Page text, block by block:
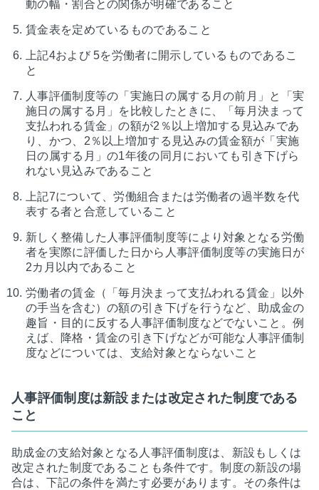
動の幅・割合との関係が明確であること
賃金表を定めているものであること
上記4および 5を労働者に開示しているものであるこ
と
人事評価制度等の「実施日の属する月の前月」と「実
施日の属する月」を比較したときに、「毎月決まって
支払われる賃金」の額が2％以上増加する見込みであ
り、かつ、2％以上増加する見込みの賃金額が「実施
日の属する月」の1年後の同月においても引き下げら
れない見込みであること
上記7について、労働組合または労働者の過半数を代
表する者と合意していること
新しく整備した人事評価制度等により対象となる労働
者を実際に評価した日から人事評価制度等の実施日が
2カ月以内であること
労働者の賃金（「毎月決まって支払われる賃金」以外
の手当を含む）の額の引き下げを行うなど、助成金の
趣旨・目的に反する人事評価制度などでないこと。例
えば、降格・賃金の引き下げなどが可能な人事評価制
度などについては、支給対象とならないこと
人事評価制度は新設または改定された制度である
こと
助成金の支給対象となる人事評価制度は、新設もしくは
改定された制度であることも条件です。制度の新設の場
合は、下記の条件を満たす必要があります。その条件は